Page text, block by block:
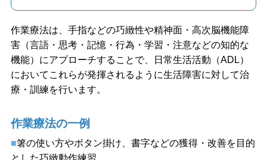
作業療法は、手指などの巧緻性や精神面・高次脳機能障
害（言語・思考・記憶・行為・学習・注意などの知的な
機能）にアプローチすることで、日常生活活動（ADL）
においてこれらが発揮されるように生活障害に対して治
療・訓練を行います。
作業療法の一例
箸の使い方やボタン掛け、書字などの獲得・改善を目的